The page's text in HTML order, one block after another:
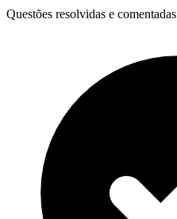
Questões resolvidas e comentadas